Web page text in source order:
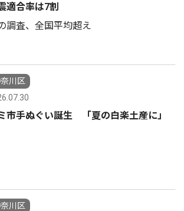
適合率は7割
調査、全国平均超え
川区
市手ぬぐい誕生 「夏の白楽土産に」
川区